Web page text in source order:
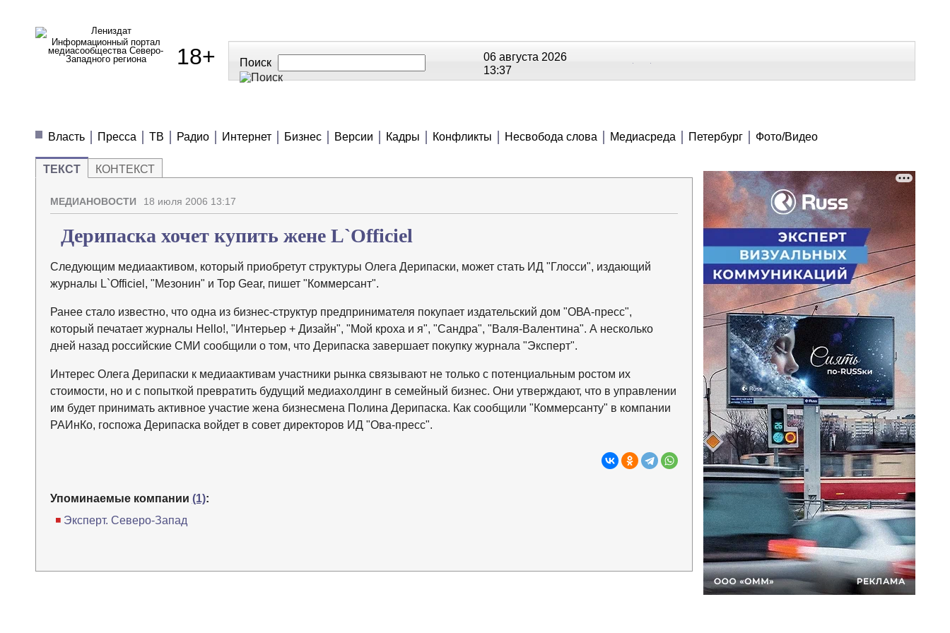
Информационный портал
медиасообщества Северо-
Западного региона
18+ Поиск
06 августа 2026
13:37
Власть
Пресса ТВ Радио Интернет Бизнес Версии Кадры Конфликты Несвобода слова Медиасреда Петербург Фото/Видео
ТЕКСТ КОНТЕКСТ
МЕДИАНОВОСТИ 18 июля 2006 13:17 Изменить шрифт
В закладки
Дерипаска хочет купить жене L`Officiel
Cледующим медиаактивом, который приобретут структуры Олега Дерипаски, может стать ИД "Глосси", издающий
журналы L`Officiel, "Мезонин" и Top Gear, пишет "Коммерсант".
Ранее стало известно, что одна из бизнес-структур предпринимателя покупает издательский дом "ОВА-пресс",
который печатает журналы Hello!, "Интерьер + Дизайн", "Мой кроха и я", "Сандра", "Валя-Валентина". А несколько
дней назад российские СМИ сообщили о том, что Дерипаска завершает покупку журнала "Эксперт".
Интерес Олега Дерипаски к медиаактивам участники рынка связывают не только с потенциальным ростом их
стоимости, но и с попыткой превратить будущий медиахолдинг в семейный бизнес. Они утверждают, что в управлении
им будет принимать активное участие жена бизнесмена Полина Дерипаска. Как сообщили "Коммерсанту" в компании
РАИнКо, госпожа Дерипаска войдет в совет директоров ИД "Ова-пресс".
Упоминаемые компании (1):
Эксперт. Северо-Запад